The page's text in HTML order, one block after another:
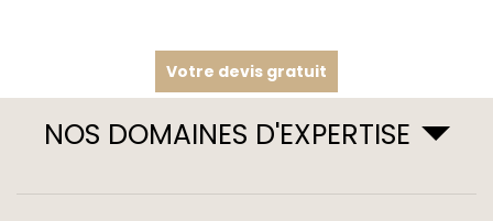
Votre devis gratuit
NOS DOMAINES D'EXPERTISE